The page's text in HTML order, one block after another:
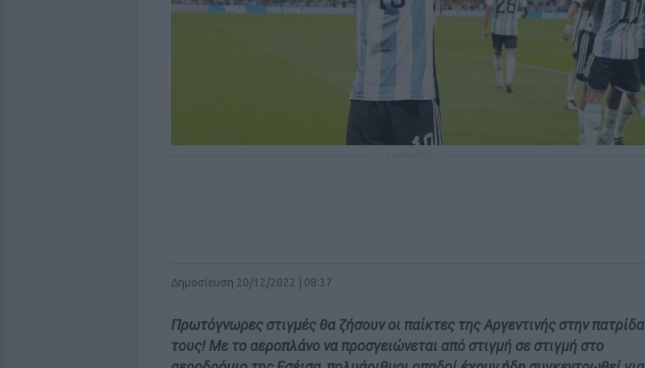
Δημοσίευση 20/12/2022 | 08:37
Πρωτόγνωρες στιγμές θα ζήσουν οι παίκτες της Αργεντινής στην πατρίδα
τους! Με το αεροπλάνο να προσγειώνεται από στιγμή σε στιγμή στο